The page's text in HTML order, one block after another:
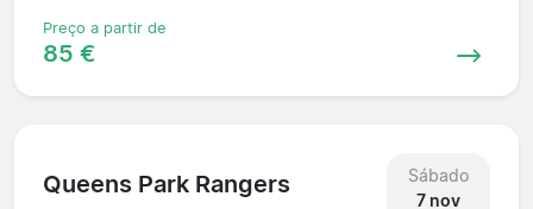
Preço a partir de
85 €
Queens Park Rangers
Sábado
7 nov